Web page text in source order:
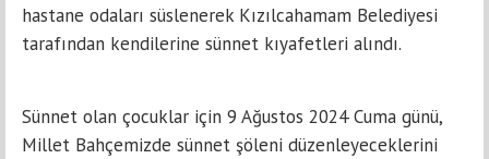
hastane odaları süslenerek Kızılcahamam Belediyesi
tarafından kendilerine sünnet kıyafetleri alındı.
Sünnet olan çocuklar için 9 Ağustos 2024 Cuma günü,
Millet Bahçemizde sünnet şöleni düzenleyeceklerini